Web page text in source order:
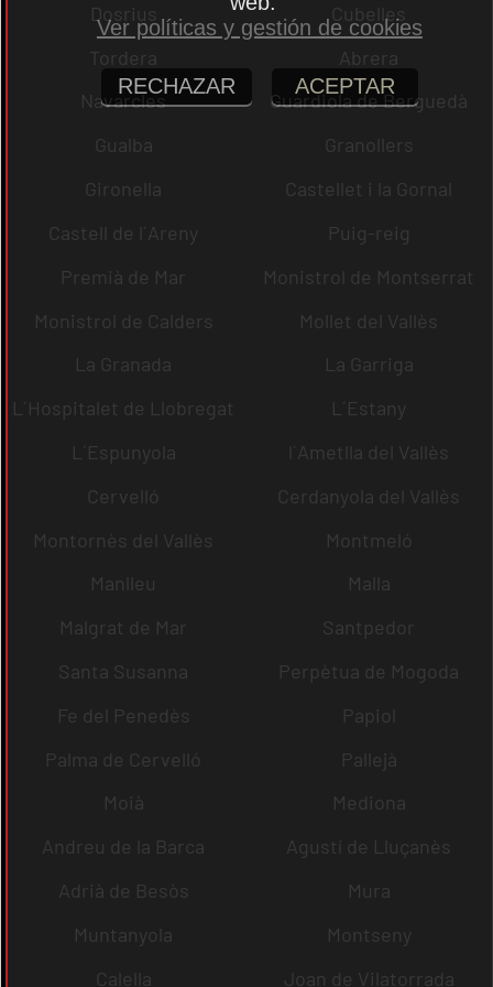
Dosrius
Cubelles
Tordera
Abrera
Navarcles
Guardiola de Berguedà
Gualba
Granollers
Gironella
Castellet i la Gornal
Castell de l´Areny
Puig-reig
Premià de Mar
Monistrol de Montserrat
Monistrol de Calders
Mollet del Vallès
La Granada
La Garriga
L´Hospitalet de Llobregat
L´Estany
L´Espunyola
l´Ametlla del Vallès
Cervelló
Cerdanyola del Vallès
Montornès del Vallès
Montmeló
Manlleu
Malla
Malgrat de Mar
Santpedor
Santa Susanna
Perpètua de Mogoda
Fe del Penedès
Papiol
Palma de Cervelló
Pallejà
Moià
Mediona
Andreu de la Barca
Agustí de Lluçanès
Adrià de Besòs
Mura
Muntanyola
Montseny
Calella
Joan de Vilatorrada
Ver políticas y gestión de cookies
RECHAZAR ACEPTAR